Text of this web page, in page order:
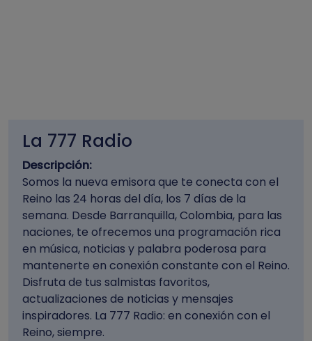
La 777 Radio
Descripción:
Somos la nueva emisora que te conecta con el
Reino las 24 horas del día, los 7 días de la
semana. Desde Barranquilla, Colombia, para las
naciones, te ofrecemos una programación rica
en música, noticias y palabra poderosa para
mantenerte en conexión constante con el Reino.
Disfruta de tus salmistas favoritos,
actualizaciones de noticias y mensajes
inspiradores. La 777 Radio: en conexión con el
Reino, siempre.